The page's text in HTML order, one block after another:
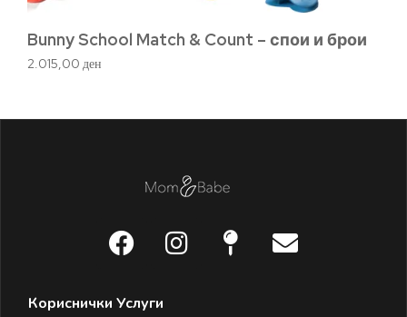
Bunny School Match & Count – спои и брои
2.015,00 ден
Кориснички Услуги